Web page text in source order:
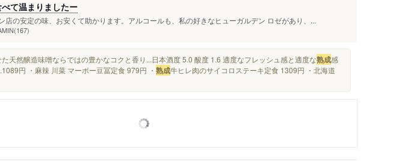
て温まりましたー
店の安定の味、お安くて助かります。アルコールも、私の好きなヒューガルデン ロゼがあり、...
た天然醸造味噌ならではの豊かなコクと香り...日本酒度 5.0 酸度 1.6 適度なフレッシュ感と適度な熟成感
円 ・麻辣 川菜 マーボー豆冨定食 979円 ・ 熟成牛ヒレ肉のサイコロステーキ定食 1309円 ・北海道